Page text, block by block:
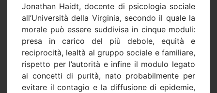
Jonathan Haidt, docente di psicologia sociale
all’Università della Virginia, secondo il quale la
morale può essere suddivisa in cinque moduli:
presa in carico del più debole, equità e
reciprocità, lealtà al gruppo sociale e familiare,
rispetto per l’autorità e infine il modulo legato
ai concetti di purità, nato probabilmente per
evitare il contagio e la diffusione di epidemie,